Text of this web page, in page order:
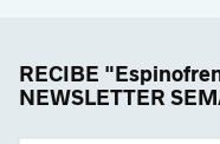
RECIBE
NEWSLETTER